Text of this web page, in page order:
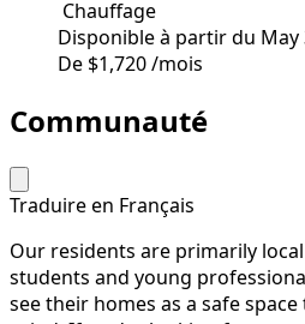
Disponible à partir du May
De $1,720/mois
Communauté
Traduire en Français
Our residents are primarily
students and young
see their homes as a safe